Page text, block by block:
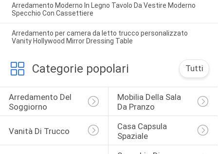
Arredamento Moderno In Legno Tavolo Da Vestire Moderno
Specchio Con Cassettiere
Arredamento per camera da letto trucco personalizzato
Vanity Hollywood Mirror Dressing Table
Categorie popolari Tutti
Arredamento Del
Soggiorno
Mobilia Della Sala
Da Pranzo
Vanità Di Trucco
Casa Capsula
Spaziale